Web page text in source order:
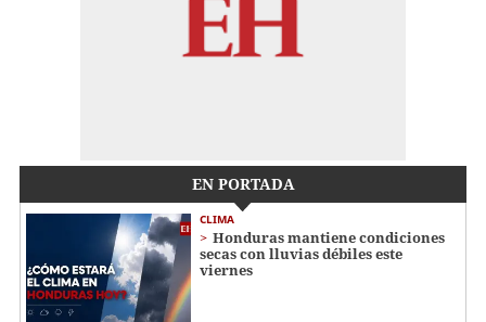
EN PORTADA
CLIMA
Honduras mantiene condiciones
secas con lluvias débiles este
viernes